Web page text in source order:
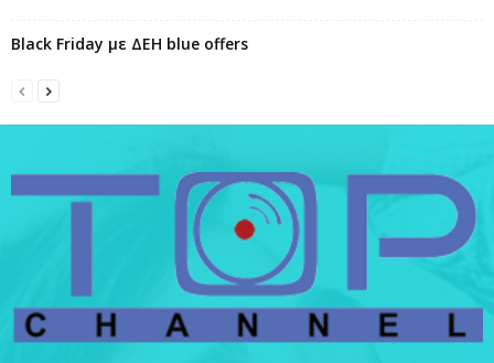
Black Friday με ΔΕΗ blue offers